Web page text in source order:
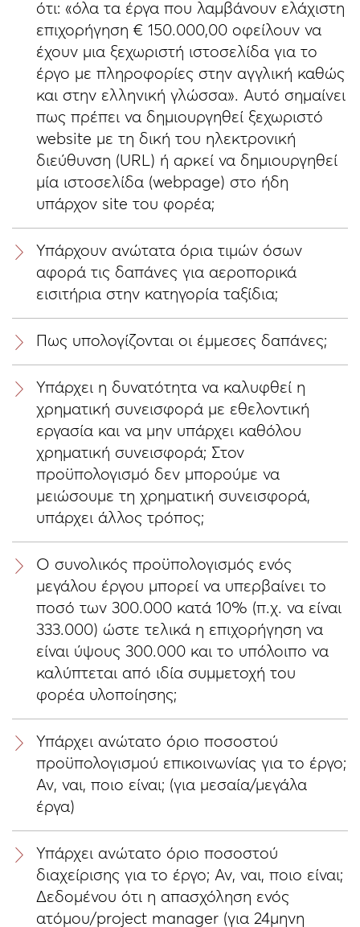
ότι: «όλα τα έργα που λαμβάνουν ελάχιστη
επιχορήγηση € 150.000,00 οφείλουν να
έχουν μια ξεχωριστή ιστοσελίδα για το
έργο με πληροφορίες στην αγγλική καθώς
και στην ελληνική γλώσσα». Αυτό σημαίνει
πως πρέπει να δημιουργηθεί ξεχωριστό
website με τη δική του ηλεκτρονική
διεύθυνση (URL) ή αρκεί να δημιουργηθεί
μία ιστοσελίδα (webpage) στο ήδη
υπάρχον site του φορέα;
Υπάρχουν ανώτατα όρια τιμών όσων
αφορά τις δαπάνες για αεροπορικά
εισιτήρια στην κατηγορία ταξίδια;
Πως υπολογίζονται οι έμμεσες δαπάνες;
Υπάρχει η δυνατότητα να καλυφθεί η
χρηματική συνεισφορά με εθελοντική
εργασία και να μην υπάρχει καθόλου
χρηματική συνεισφορά; Στον
προϋπολογισμό δεν μπορούμε να
μειώσουμε τη χρηματική συνεισφορά,
υπάρχει άλλος τρόπος;
O συνολικός προϋπολογισμός ενός
μεγάλου έργου μπορεί να υπερβαίνει το
ποσό των 300.000 κατά 10% (π.χ. να είναι
333.000) ώστε τελικά η επιχορήγηση να
είναι ύψους 300.000 και το υπόλοιπο να
καλύπτεται από ιδία συμμετοχή του
φορέα υλοποίησης;
Υπάρχει ανώτατο όριο ποσοστού
προϋπολογισμού επικοινωνίας για το έργο;
Αν, ναι, ποιο είναι; (για μεσαία/μεγάλα
έργα)
Υπάρχει ανώτατο όριο ποσοστού
διαχείρισης για το έργο; Αν, ναι, ποιο είναι;
Δεδομένου ότι η απασχόληση ενός
ατόμου/project manager (για 24μηνη